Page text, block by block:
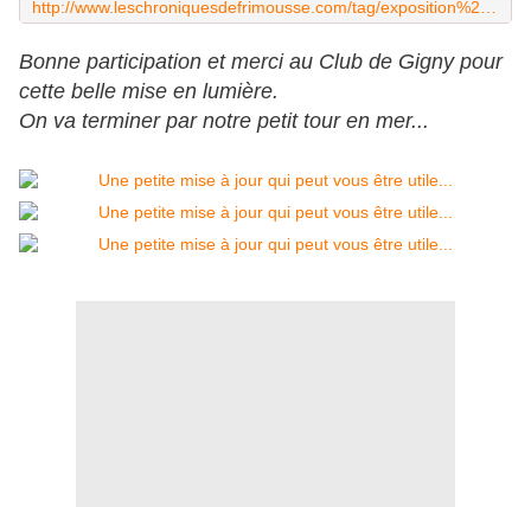
Bonne participation et merci au Club de Gigny pour
cette belle mise en lumière.
On va terminer par notre petit tour en mer...